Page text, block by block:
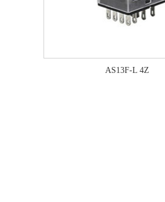
AS13F-L 4Z